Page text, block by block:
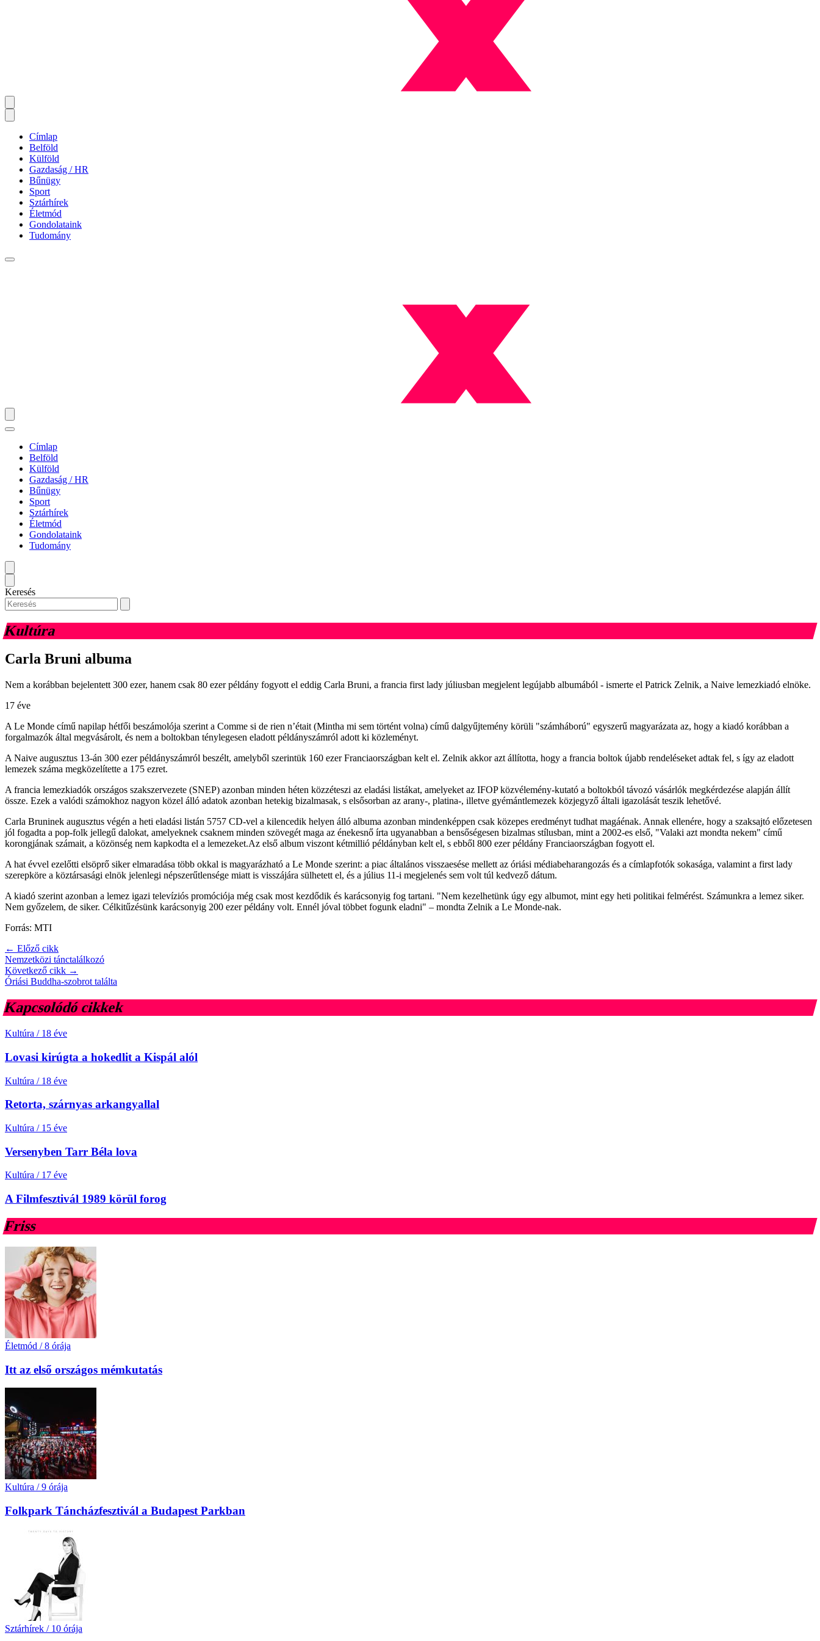
Címlap
Belföld
Külföld
Gazdaság / HR
Bűnügy
Sport
Sztárhírek
Életmód
Gondolataink
Tudomány
Címlap
Belföld
Külföld
Gazdaság / HR
Bűnügy
Sport
Sztárhírek
Életmód
Gondolataink
Tudomány
Keresés
Kultúra
Carla Bruni albuma
Nem a korábban bejelentett 300 ezer, hanem csak 80 ezer példány fogyott el eddig Carla Bruni, a francia first lady júliusban megjelent legújabb albumából - ismerte el Patrick Zelnik, a Naive lemezkiadó elnöke.
17 éve
A Le Monde című napilap hétfői beszámolója szerint a Comme si de rien n’était (Mintha mi sem történt volna) című dalgyűjtemény körüli "számháború" egyszerű magyarázata az, hogy a kiadó korábban a
forgalmazók által megvásárolt, és nem a boltokban ténylegesen eladott példányszámról adott ki közleményt.
A Naive augusztus 13-án 300 ezer példányszámról beszélt, amelyből szerintük 160 ezer Franciaországban kelt el. Zelnik akkor azt állította, hogy a francia boltok újabb rendeléseket adtak fel, s így az eladott
lemezek száma megközelítette a 175 ezret.
A francia lemezkiadók országos szakszervezete (SNEP) azonban minden héten közzéteszi az eladási listákat, amelyeket az IFOP közvélemény-kutató a boltokból távozó vásárlók megkérdezése alapján állít
össze. Ezek a valódi számokhoz nagyon közel álló adatok azonban hetekig bizalmasak, s elsősorban az arany-, platina-, illetve gyémántlemezek közjegyző általi igazolását teszik lehetővé.
Carla Bruninek augusztus végén a heti eladási listán 5757 CD-vel a kilencedik helyen álló albuma azonban mindenképpen csak közepes eredményt tudhat magáénak. Annak ellenére, hogy a szaksajtó előzetesen
jól fogadta a pop-folk jellegű dalokat, amelyeknek csaknem minden szövegét maga az énekesnő írta ugyanabban a bensőségesen bizalmas stílusban, mint a 2002-es első, "Valaki azt mondta nekem" című
korongjának számait, a közönség nem kapkodta el a lemezeket.Az első album viszont kétmillió példányban kelt el, s ebből 800 ezer példány Franciaországban fogyott el.
A hat évvel ezelőtti elsöprő siker elmaradása több okkal is magyarázható a Le Monde szerint: a piac általános visszaesése mellett az óriási médiabeharangozás és a címlapfotók sokasága, valamint a first lady
szerepköre a köztársasági elnök jelenlegi népszerűtlensége miatt is visszájára sülhetett el, és a július 11-i megjelenés sem volt túl kedvező dátum.
A kiadó szerint azonban a lemez igazi televíziós promóciója még csak most kezdődik és karácsonyig fog tartani. "Nem kezelhetünk úgy egy albumot, mint egy heti politikai felmérést. Számunkra a lemez siker.
Nem győzelem, de siker. Célkitűzésünk karácsonyig 200 ezer példány volt. Ennél jóval többet fogunk eladni" – mondta Zelnik a Le Monde-nak.
Forrás: MTI
← Előző cikk
Nemzetközi tánctalálkozó
Következő cikk →
Óriási Buddha-szobrot találta
Kapcsolódó cikkek
Kultúra / 18 éve
Lovasi kirúgta a hokedlit a Kispál alól
Kultúra / 18 éve
Retorta, szárnyas arkangyallal
Kultúra / 15 éve
Versenyben Tarr Béla lova
Kultúra / 17 éve
A Filmfesztivál 1989 körül forog
Friss
Életmód / 8 órája
Itt az első országos mémkutatás
Kultúra / 9 órája
Folkpark Táncházfesztivál a Budapest Parkban
Sztárhírek / 10 órája